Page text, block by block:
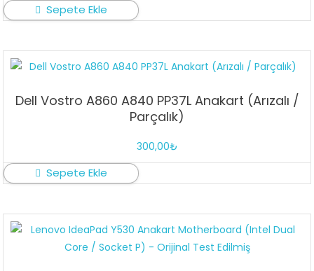
Sepete Ekle
Dell Vostro A860 A840 PP37L Anakart (Arızalı /
Parçalık)
300,00₺
Sepete Ekle